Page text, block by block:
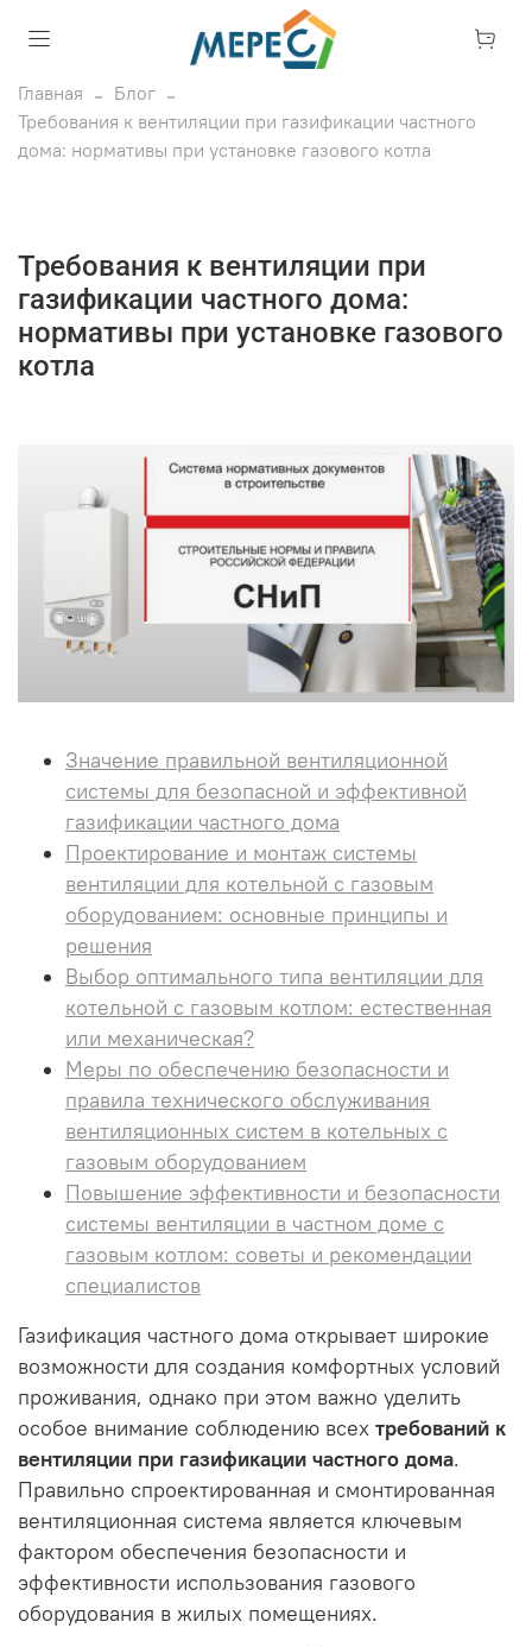
Главная
Блог
Требования к вентиляции при газификации частного
дома: нормативы при установке газового котла
Требования к вентиляции при
газификации частного дома:
нормативы при установке газового
котла
Значение правильной вентиляционной
системы для безопасной и эффективной
газификации частного дома
Проектирование и монтаж системы
вентиляции для котельной с газовым
оборудованием: основные принципы и
решения
Выбор оптимального типа вентиляции для
котельной с газовым котлом: естественная
или механическая?
Меры по обеспечению безопасности и
правила технического обслуживания
вентиляционных систем в котельных с
газовым оборудованием
Повышение эффективности и безопасности
системы вентиляции в частном доме с
газовым котлом: советы и рекомендации
специалистов
Газификация частного дома открывает широкие
возможности для создания комфортных условий
проживания, однако при этом важно уделить
особое внимание соблюдению всех требований к
вентиляции при газификации частного дома.
Правильно спроектированная и смонтированная
вентиляционная система является ключевым
фактором обеспечения безопасности и
эффективности использования газового
оборудования в жилых помещениях.